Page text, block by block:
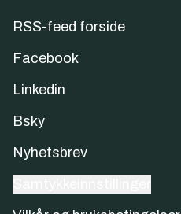
RSS-feed forside
Facebook
Linkedin
Bsky
Nyhetsbrev